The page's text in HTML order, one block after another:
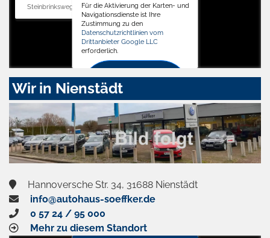
Steinbrinksweg 12, 31840 Hessisch Oldendorf
Für die Aktivierung der Karten- und
Navigationsdienste ist Ihre
Zustimmung zu den
Datenschutzrichtlinien vom
Drittanbieter Google LLC
erforderlich.
Zustimmen
aktivieren
Wir in Nienstädt
Hannoversche Str. 34, 31688 Nienstädt
info@autohaus-soeffker.de
0 57 24 / 95 000
Mehr zu diesem Standort